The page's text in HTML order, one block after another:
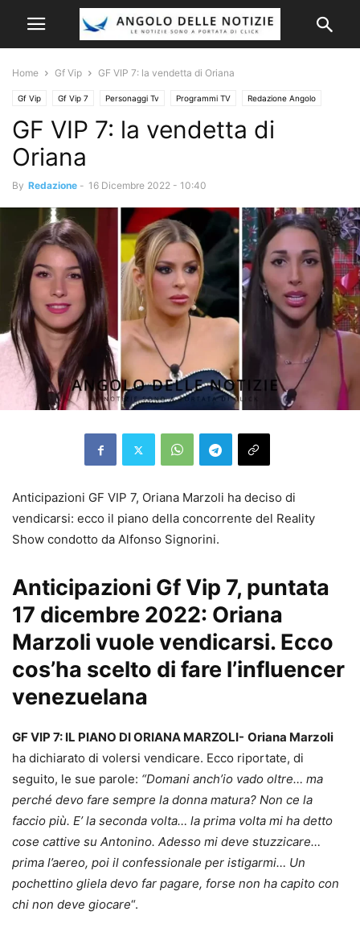
Home Gf Vip GF VIP 7: la vendetta di Oriana
Gf Vip Gf Vip 7 Personaggi Tv Programmi TV Redazione Angolo
GF VIP 7: la vendetta di
Oriana
By Redazione - 16 Dicembre 2022 - 10:40
Anticipazioni GF VIP 7, Oriana Marzoli ha deciso di
vendicarsi: ecco il piano della concorrente del Reality
Show condotto da Alfonso Signorini.
Anticipazioni Gf Vip 7, puntata
17 dicembre 2022: Oriana
Marzoli vuole vendicarsi. Ecco
cos’ha scelto di fare l’influencer
venezuelana
GF VIP 7: IL PIANO DI ORIANA MARZOLI- Oriana Marzoli
ha dichiarato di volersi vendicare. Ecco riportate, di
seguito, le sue parole: “Domani anch’io vado oltre… ma
perché devo fare sempre la donna matura? Non ce la
faccio più. E’ la seconda volta… la prima volta mi ha detto
cose cattive su Antonino. Adesso mi deve stuzzicare…
prima l’aereo, poi il confessionale per istigarmi… Un
pochettino gliela devo far pagare, forse non ha capito con
chi non deve giocare“.